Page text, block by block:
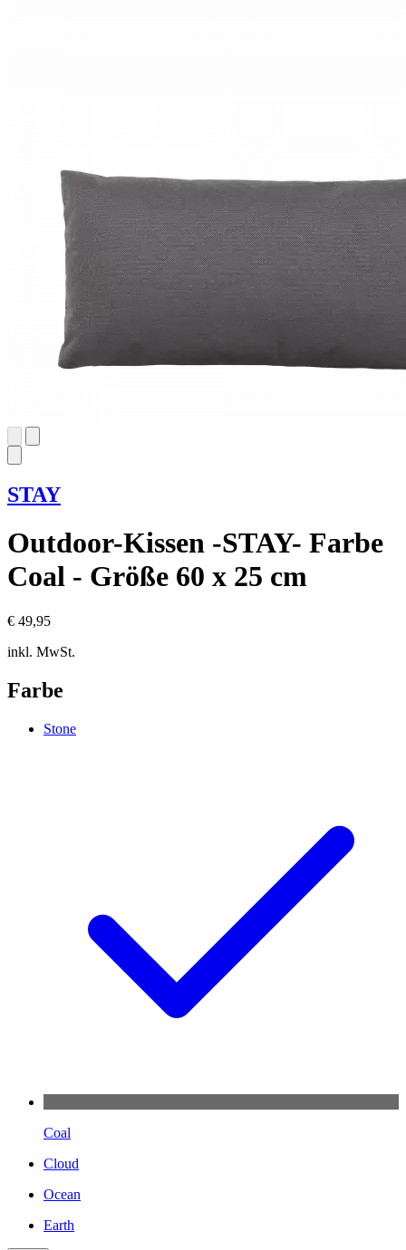
STAY
Outdoor-Kissen -STAY- Farbe
Coal - Größe 60 x 25 cm
€ 49,95
inkl. MwSt.
Farbe
Stone
Coal
Cloud
Ocean
Earth